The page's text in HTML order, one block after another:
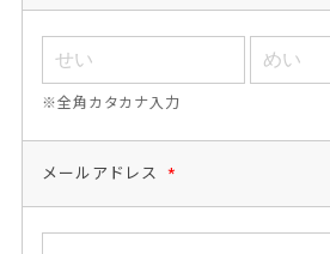
※全角カタカナ入力
メールアドレス *